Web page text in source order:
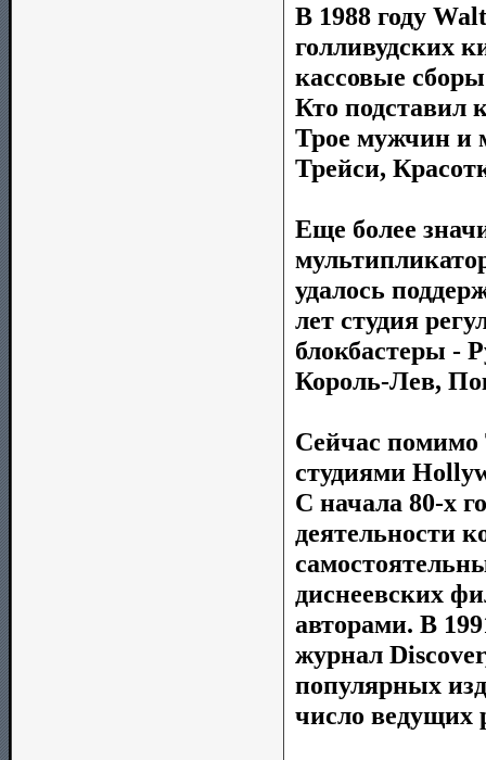
В 1988 году
голливудских
кассовые
Кто подставил
Трое мужчин и
Трейси,
Еще более
удалось
лет студия
блокбастеры -
Король-Лев,
Сейчас помимо
студиями
С начала 80-х
деятельности
диснеевских
авторами. В
журнал
популярных
число ведущих